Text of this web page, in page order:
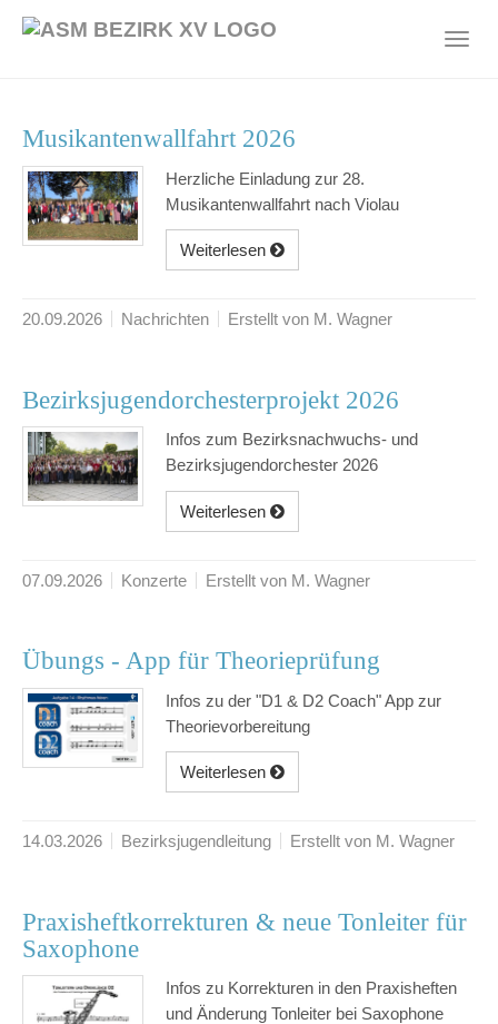
Musikantenwallfahrt 2026
Herzliche Einladung zur 28.
Musikantenwallfahrt nach Violau
Weiterlesen
20.09.2026 Nachrichten Erstellt von M. Wagner
Bezirksjugendorchesterprojekt 2026
Infos zum Bezirksnachwuchs- und
Bezirksjugendorchester 2026
Weiterlesen
07.09.2026 Konzerte Erstellt von M. Wagner
Übungs - App für Theorieprüfung
Infos zu der "D1 & D2 Coach" App zur
Theorievorbereitung
Weiterlesen
14.03.2026 Bezirksjugendleitung Erstellt von M. Wagner
Praxisheftkorrekturen & neue Tonleiter für
Saxophone
Infos zu Korrekturen in den Praxisheften
und Änderung Tonleiter bei Saxophone